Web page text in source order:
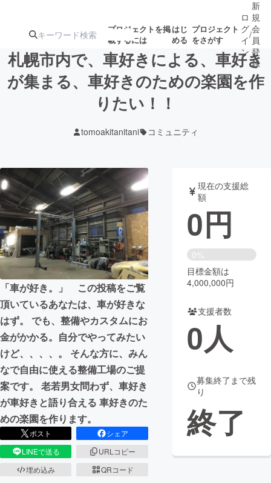
プロジェクトを掲
載するには
はじ
める
プロジェクト
をさがす
注目の新着プロ 募集終了が近いプ
テクノロジー・ガジェット
映像・映画 書籍・雑誌
ビジネス・起業 チャレンジ
まちづくり・地域活性化
CAMPFIRE for Social Good
CAMPFIRE Creation
CAMPFIREふるさと納税 machi-ya コミュニティ
ロ
グ
イ
ン
/
新
規
会
員
登
録
札幌市内で、車好きによる、車好き
が集まる、車好きのための楽園を作
りたい！！
tomoakitanitani コミュニティ
「車が好き。」 この投稿をご覧
頂いているあなたは、車が好きな
はず。 でも、整備やカスタムにお
金がかかる。自分でやってみたい
けど、、、、。 そんな方に、みん
なで自由に使える整備工場のご提
案です。 老若男女問わず、車好き
が車好きと語り合える 車好きのた
めの楽園を作ります。
ポスト
シェア
LINEで送る
URLコピー
埋め込み
QRコード
現在の支援総
額
0円
0%
目標金額は
4,000,000円
支援者数
0人
募集終了まで残
り
終了